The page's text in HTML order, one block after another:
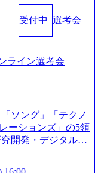
jie-zi-liao-zhong-tu-
ービス」「カルチャ
上げています！ (htt
業務」を受託 (http
レバレ
NALYSYS」リリー
るメンバー紹介！〜
介！〜 営業職種編
安定した事業を展
受付中 選考会
ライン選考会
ソング」「テクノ
ーションズ」の5領
開発・デジタル・
ビスの提供まで一